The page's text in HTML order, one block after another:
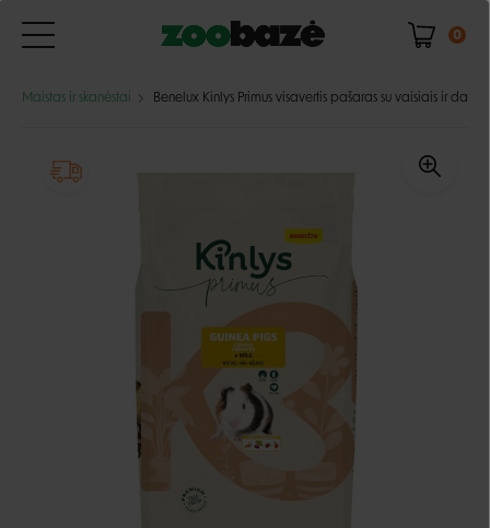
0
Maistas ir skanėstai Benelux Kinlys Primus visavertis pašaras su vaisiais ir